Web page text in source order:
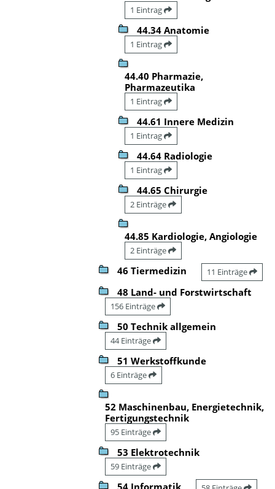
1 Eintrag
44.34 Anatomie
1 Eintrag
44.40 Pharmazie,
Pharmazeutika
1 Eintrag
44.61 Innere Medizin
1 Eintrag
44.64 Radiologie
1 Eintrag
44.65 Chirurgie
2 Einträge
44.85 Kardiologie, Angiologie
2 Einträge
46 Tiermedizin 11 Einträge
48 Land- und Forstwirtschaft
156 Einträge
50 Technik allgemein
44 Einträge
51 Werkstoffkunde
6 Einträge
52 Maschinenbau, Energietechnik,
Fertigungstechnik
95 Einträge
53 Elektrotechnik
59 Einträge
54 Informatik